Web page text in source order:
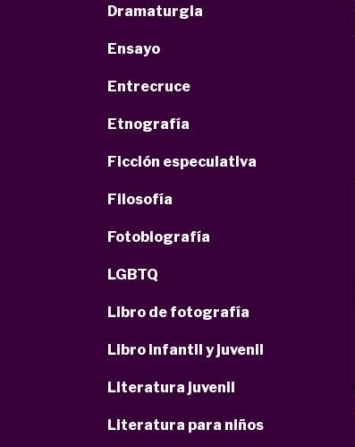
Dramaturgia
Ensayo
Entrecruce
Etnografía
Ficción especulativa
Filosofía
Fotobiografía
LGBTQ
Libro de fotografía
Libro infantil y juvenil
Literatura juvenil
Literatura para niños